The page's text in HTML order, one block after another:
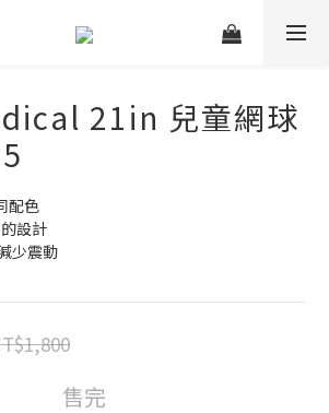
21in 兒童網球
配色
設計
少震動
售完